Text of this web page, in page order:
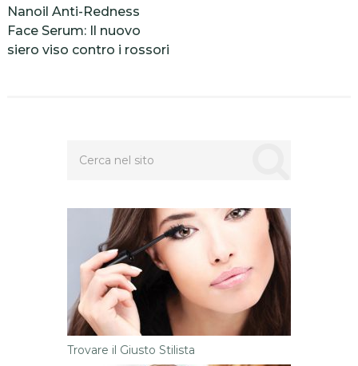
Nanoil Anti-Redness
Face Serum: Il nuovo
siero viso contro i rossori
Trovare il Giusto Stilista